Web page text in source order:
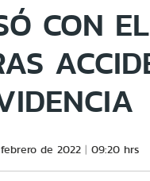
CON
de 2022 09:20 hrs